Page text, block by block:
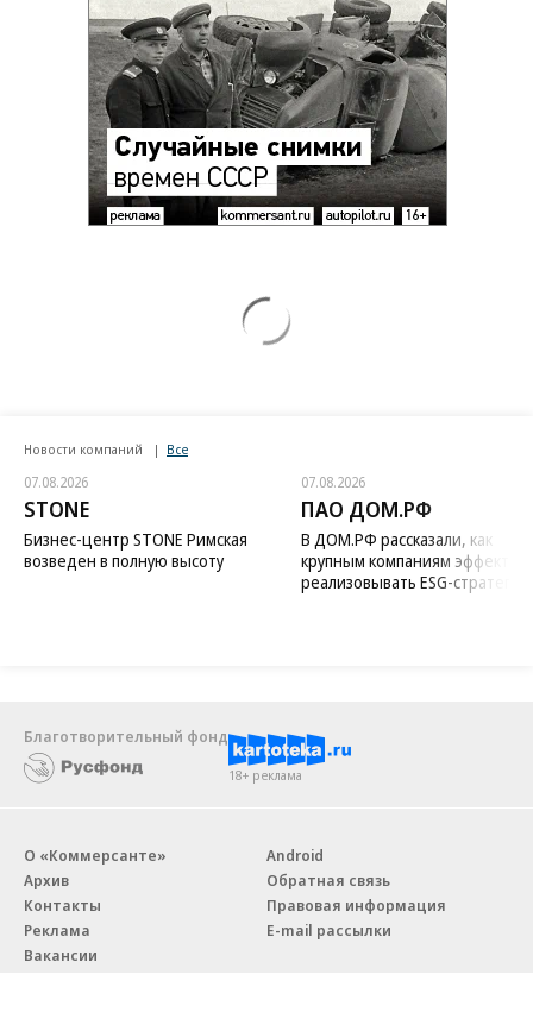
Новости компаний Все
07.08.2026
STONE
Бизнес-центр STONE Римская
возведен в полную высоту
07.08.2026
ПАО ДОМ.РФ
В ДОМ.РФ рассказали, как
крупным компаниям
реализовывать ESG-стратегию
Благотворительный фонд
18+ реклама
О «Коммерсанте»
Архив
Контакты
Реклама
Вакансии
Android
Обратная связь
Правовая информация
E-mail рассылки